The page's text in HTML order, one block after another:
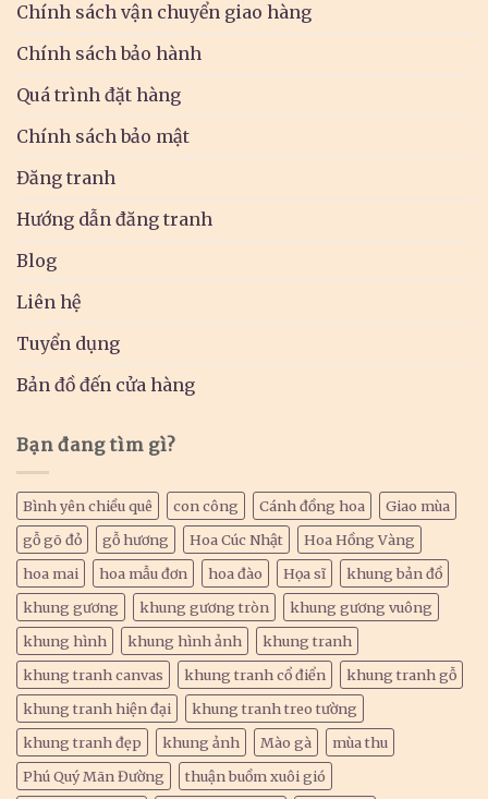
Chính sách vận chuyển giao hàng
Chính sách bảo hành
Quá trình đặt hàng
Chính sách bảo mật
Đăng tranh
Hướng dẫn đăng tranh
Blog
Liên hệ
Tuyển dụng
Bản đồ đến cửa hàng
Bạn đang tìm gì?
Bình yên chiều quê con công Cánh đồng hoa
Giao mùa
gỗ gõ đỏ
gỗ hương Hoa Cúc Nhật
Hoa Hồng Vàng
hoa mai
hoa mẫu đơn hoa đào Họa sĩ
khung bản đồ
khung gương
khung gương tròn
khung gương vuông
khung hình
khung hình ảnh
khung tranh
khung tranh canvas
khung tranh cổ điển
khung tranh gỗ
khung tranh hiện đại
khung tranh treo tường
khung tranh đẹp
khung ảnh Mào gà
mùa thu
Phú Quý Mãn Đường
thuận buồm xuôi gió